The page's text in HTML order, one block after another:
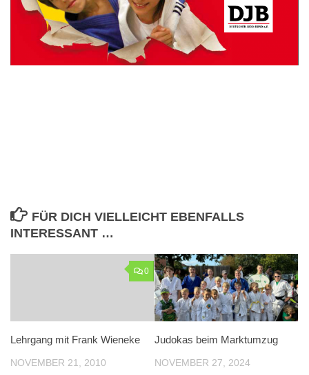
FÜR DICH VIELLEICHT EBENFALLS
INTERESSANT …
0
Lehrgang mit Frank Wieneke
NOVEMBER 21, 2010
Judokas beim Marktumzug
NOVEMBER 27, 2024